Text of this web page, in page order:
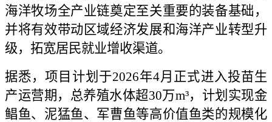
海洋牧场全产业链奠定至关重要的装备基础，
并将有效带动区域经济发展和海洋产业转型升
级，拓宽居民就业增收渠道。
据悉，项目计划于2026年4月正式进入投苗生
产运营期，总养殖水体超30万m³，计划实现金
鲳鱼、泥猛鱼、军曹鱼等高价值鱼类的规模化